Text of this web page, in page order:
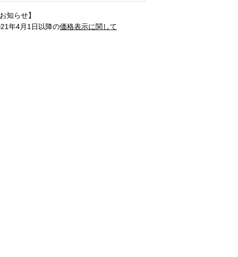
お知らせ】
年4月1日以降の価格表示に関して